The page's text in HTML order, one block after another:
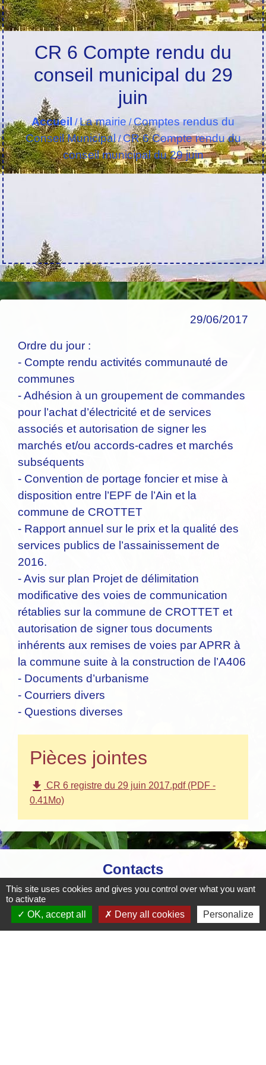
CR 6 Compte rendu du
conseil municipal du 29
juin
Accueil /La mairie /Comptes rendus du
Conseil Municipal/CR 6 Compte rendu du
conseil municipal du 29 juin
29/06/2017
Ordre du jour :
- Compte rendu activités communauté de
communes
- Adhésion à un groupement de commandes
pour l’achat d’électricité et de services
associés et autorisation de signer les
marchés et/ou accords-cadres et marchés
subséquents
- Convention de portage foncier et mise à
disposition entre l’EPF de l’Ain et la
commune de CROTTET
- Rapport annuel sur le prix et la qualité des
services publics de l’assainissement de
2016.
- Avis sur plan Projet de délimitation
modificative des voies de communication
rétablies sur la commune de CROTTET et
autorisation de signer tous documents
inhérents aux remises de voies par APRR à
la commune suite à la construction de l’A406
- Documents d’urbanisme
- Courriers divers
- Questions diverses
Pièces jointes
file_download CR 6 registre du 29 juin 2017.pdf (PDF -
0.41Mo)
Contacts
Mairie de Crottet
Espace Armand Veille
01290 Crottet - FRANCE
This site uses cookies and gives you control over what you want
to activate
OK, accept all
Deny all cookies Personalize